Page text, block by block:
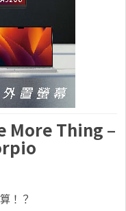
More Thing –
！？